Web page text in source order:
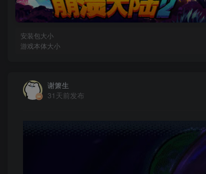
安装包大小
游戏本体大小
谢箫生
31天前发布